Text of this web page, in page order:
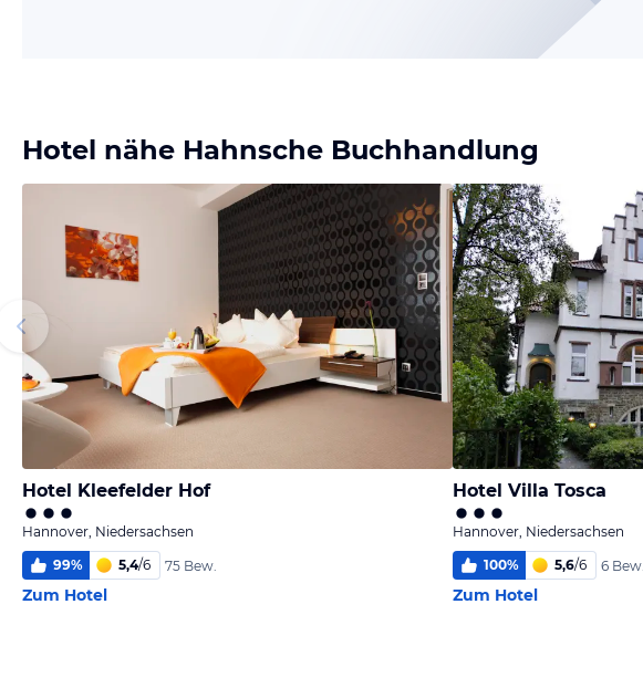
Hotel nähe Hahnsche Buchhandlung
Hotel Kleefelder Hof
Hannover, Niedersachsen
99% 5,4/6 75 Bew.
Zum Hotel
Hotel Villa Tosca
Hannover, Niedersachsen
100% 5,6/6 6 Bew.
Zum Hotel